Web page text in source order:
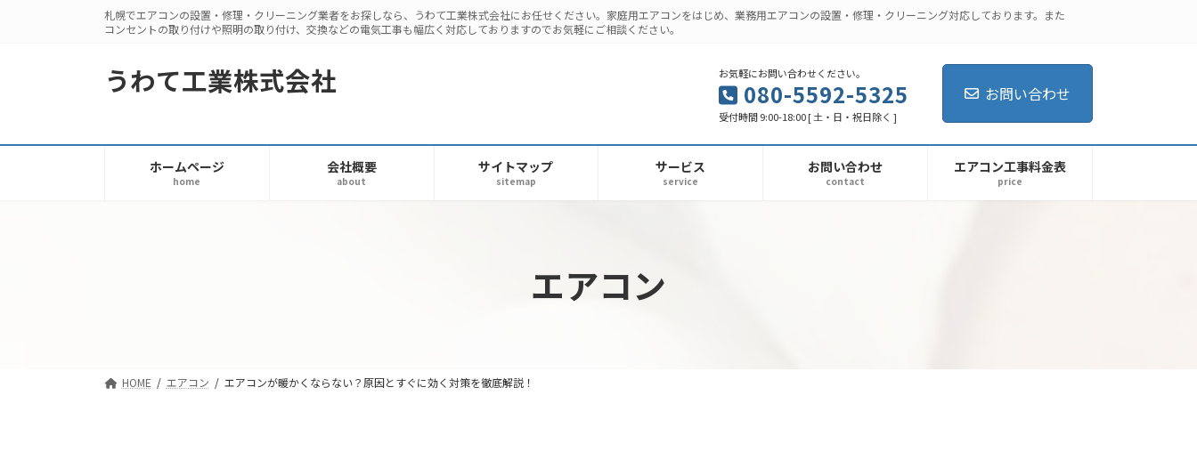
札幌でエアコンの設置・修理・クリーニング業者をお探しなら、うわて工業株式会社にお任せください。家庭用エアコンをはじめ、業務用エアコンの設置・修理・クリーニング対応しております。また
コンセントの取り付けや照明の取り付け、交換などの電気工事も幅広く対応しておりますのでお気軽にご相談ください。
うわて工業株式会社 お気軽にお問い合わせください。
080-5592-5325
受付時間 9:00-18:00 [ 土・日・祝日除く ]
お問い合わせ
ホームページ
home
会社概要
about
サイトマップ
sitemap
サービス
service
お問い合わせ
contact
エアコン工事料金表
price
エアコン
HOME エアコン エアコンが暖かくならない？原因とすぐに効く対策を徹底解説！